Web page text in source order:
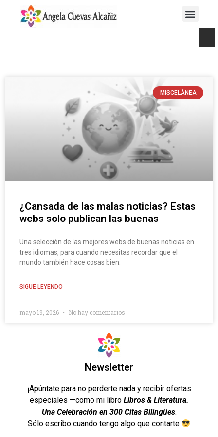
MISCELÁNEA
¿Cansada de las malas noticias? Estas
webs solo publican las buenas
Una selección de las mejores webs de buenas noticias en
tres idiomas, para cuando necesitas recordar que el
mundo también hace cosas bien.
SIGUE LEYENDO
mayo 19, 2026 No hay comentarios
Newsletter
¡Apúntate para no perderte nada y recibir ofertas
especiales —como mi libro Libros & Literatura.
Una Celebración en 300 Citas Bilingües.
Sólo escribo cuando tengo algo que contarte